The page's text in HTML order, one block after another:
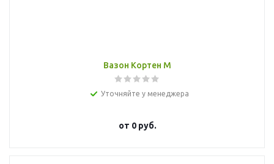
Вазон Кортен M
Уточняйте у менеджера
от 0 руб.